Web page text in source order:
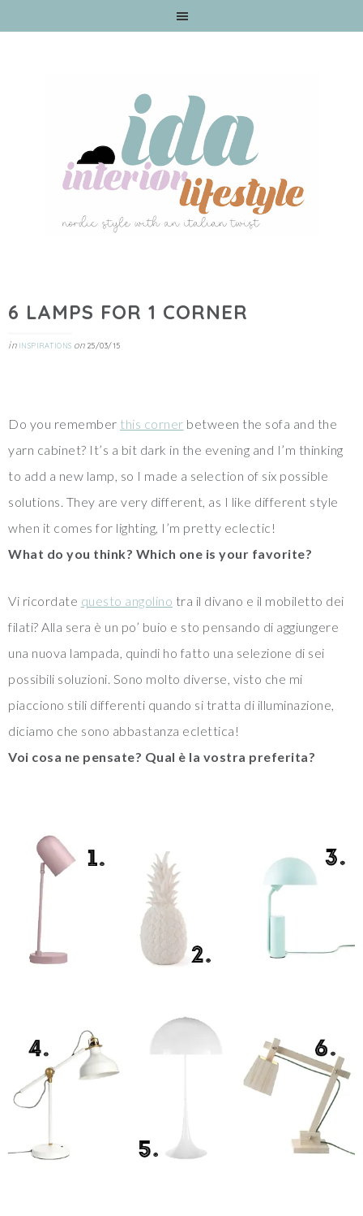
6 LAMPS FOR 1 CORNER
in INSPIRATIONS on 25/03/15
Do you remember this corner between the sofa and the
yarn cabinet? It’s a bit dark in the evening and I’m thinking
to add a new lamp, so I made a selection of six possible
solutions. They are very different, as I like different style
when it comes for lighting, I’m pretty eclectic!
What do you think? Which one is your favorite?
Vi ricordate questo angolino tra il divano e il mobiletto dei
filati? Alla sera è un po’ buio e sto pensando di aggiungere
una nuova lampada, quindi ho fatto una selezione di sei
possibili soluzioni. Sono molto diverse, visto che mi
piacciono stili differenti quando si tratta di illuminazione,
diciamo che sono abbastanza eclettica!
Voi cosa ne pensate? Qual è la vostra preferita?